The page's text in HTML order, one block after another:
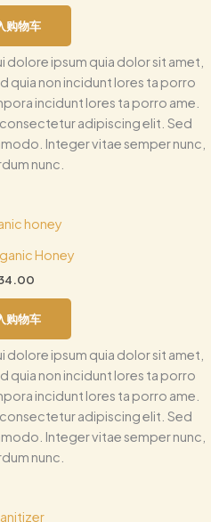
购物车
ipsum quia dolor sit amet,
quia non incidunt lores ta porro
incidunt lores ta porro ame.
adipiscing elit. Sed
Integer vitae semper nunc,
nunc.
Honey
购物车
ipsum quia dolor sit amet,
quia non incidunt lores ta porro
incidunt lores ta porro ame.
adipiscing elit. Sed
Integer vitae semper nunc,
nunc.